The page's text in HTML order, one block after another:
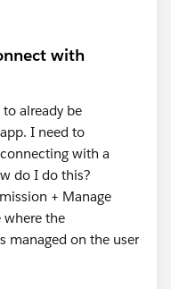
with
already be
I need to
with a
do I do this?
+ Manage
where the
managed on the user